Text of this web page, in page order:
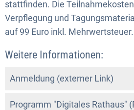
stattfinden. Die
Verpflegung und
auf 99 Euro inkl. Mehrwertsteuer.
Weitere Informationen:
Anmeldung (externer Link)
Programm "Digitales Rathaus"